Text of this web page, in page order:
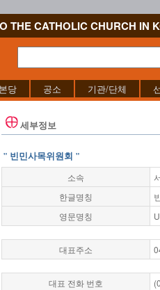
THE CATHOLIC CHURCH IN
본당 공소 기관/단체
세부정보
" 빈민사목위원회 "
소속
한글명칭
영문명칭
대표주소
대표 전화 번호